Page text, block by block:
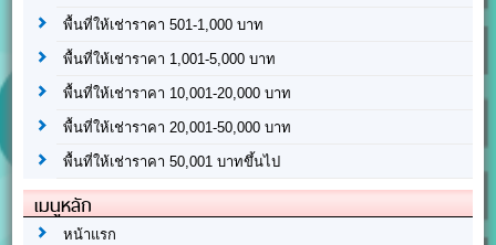
พื้นที่ให้เช่าราคา 501-1,000 บาท
พื้นที่ให้เช่าราคา 1,001-5,000 บาท
พื้นที่ให้เช่าราคา 10,001-20,000 บาท
พื้นที่ให้เช่าราคา 20,001-50,000 บาท
พื้นที่ให้เช่าราคา 50,001 บาทขึ้นไป
เมนูหลัก
หน้าแรก